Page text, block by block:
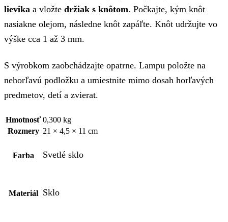
lievika a vložte držiak s knôtom. Počkajte, kým knôt
nasiakne olejom, následne knôt zapáľte. Knôt udržujte vo
výške cca 1 až 3 mm.
S výrobkom zaobchádzajte opatrne. Lampu položte na
nehorľavú podložku a umiestnite mimo dosah horľavých
predmetov, detí a zvierat.
Hmotnosť 0,300 kg
Rozmery 21 × 4,5 × 11 cm
Farba Svetlé sklo
Materiál Sklo